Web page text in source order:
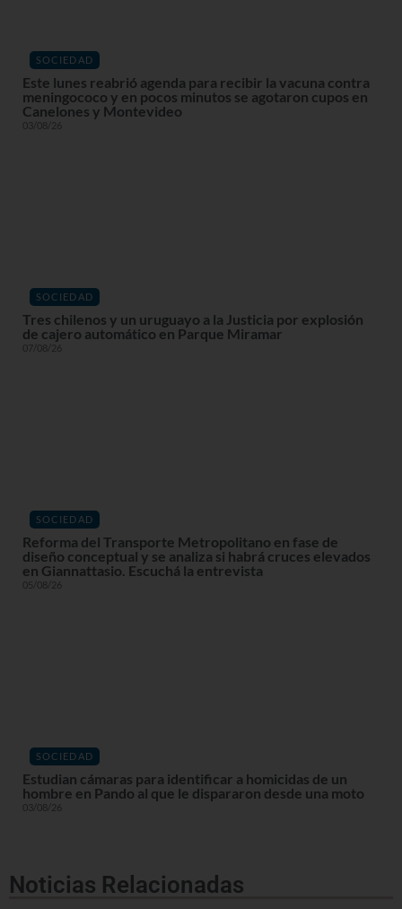
SOCIEDAD
Este lunes reabrió agenda para recibir la vacuna contra
meningococo y en pocos minutos se agotaron cupos en
Canelones y Montevideo
03/08/26
SOCIEDAD
Tres chilenos y un uruguayo a la Justicia por explosión
de cajero automático en Parque Miramar
07/08/26
SOCIEDAD
Reforma del Transporte Metropolitano en fase de
diseño conceptual y se analiza si habrá cruces elevados
en Giannattasio. Escuchá la entrevista
05/08/26
SOCIEDAD
Estudian cámaras para identificar a homicidas de un
hombre en Pando al que le dispararon desde una moto
03/08/26
Noticias Relacionadas